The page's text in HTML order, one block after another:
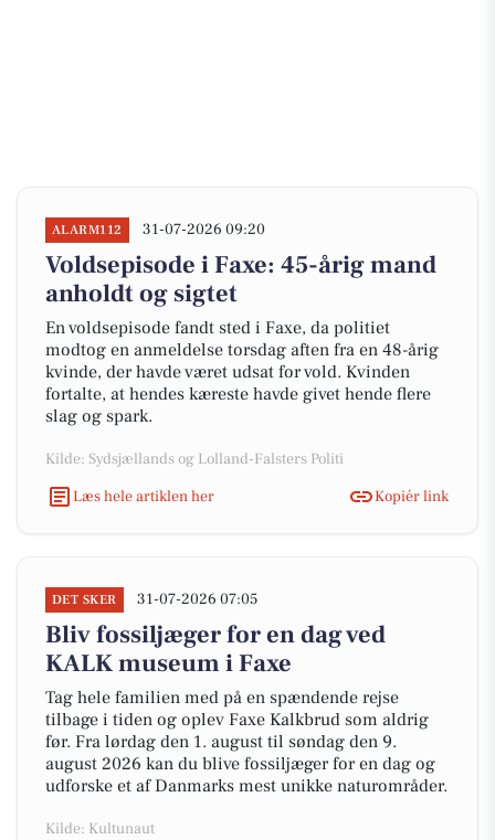
ALARM112 31-07-2026 09:20
Voldsepisode i Faxe: 45-årig mand
anholdt og sigtet
En voldsepisode fandt sted i Faxe, da politiet
modtog en anmeldelse torsdag aften fra en 48-årig
kvinde, der havde været udsat for vold. Kvinden
fortalte, at hendes kæreste havde givet hende flere
slag og spark.
Kilde: Sydsjællands og Lolland-Falsters Politi
Læs hele artiklen her
Kopiér link
DET SKER 31-07-2026 07:05
Bliv fossiljæger for en dag ved
KALK museum i Faxe
Tag hele familien med på en spændende rejse
tilbage i tiden og oplev Faxe Kalkbrud som aldrig
før. Fra lørdag den 1. august til søndag den 9.
august 2026 kan du blive fossiljæger for en dag og
udforske et af Danmarks mest unikke naturområder.
Kilde: Kultunaut